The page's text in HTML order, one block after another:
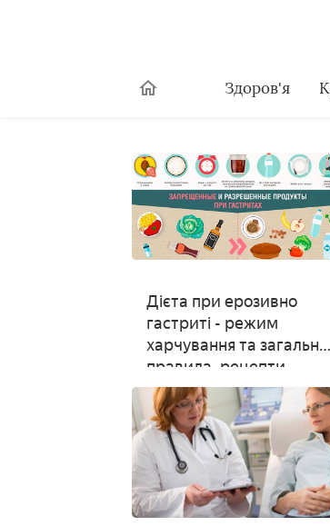
Здоров'я
Дієта при ерозивно
гастриті - режим
харчування та загальні
правила, рецепти
страв при загостренні
та лікуванні